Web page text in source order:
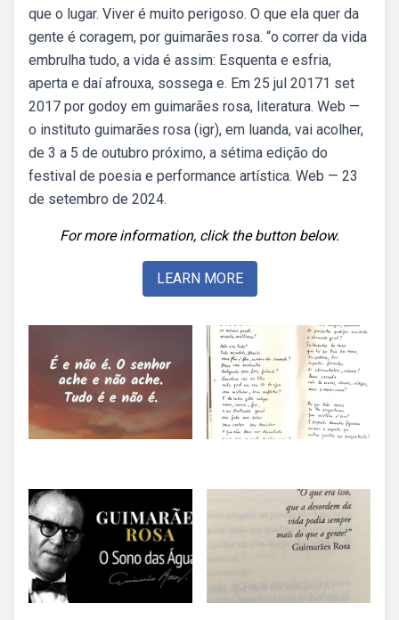
que o lugar. Viver é muito perigoso. O que ela quer da
gente é coragem, por guimarães rosa. “o correr da vida
embrulha tudo, a vida é assim: Esquenta e esfria,
aperta e daí afrouxa, sossega e. Em 25 jul 20171 set
2017 por godoy em guimarães rosa, literatura. Web —
o instituto guimarães rosa (igr), em luanda, vai acolher,
de 3 a 5 de outubro próximo, a sétima edição do
festival de poesia e performance artística. Web — 23
de setembro de 2024.
For more information, click the button below.
LEARN MORE